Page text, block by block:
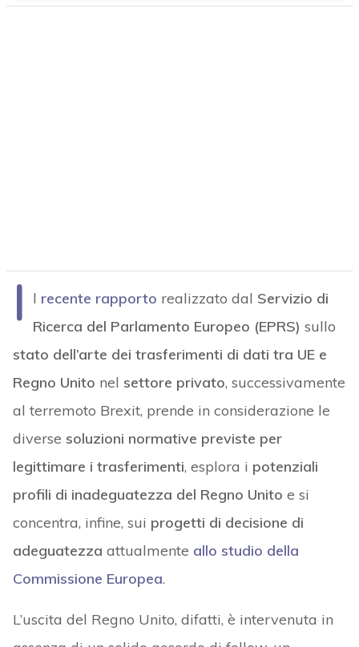
I l recente rapporto realizzato dal Servizio di
Ricerca del Parlamento Europeo (EPRS) sullo
stato dell’arte dei trasferimenti di dati tra UE e
Regno Unito nel settore privato, successivamente
al terremoto Brexit, prende in considerazione le
diverse soluzioni normative previste per
legittimare i trasferimenti, esplora i potenziali
profili di inadeguatezza del Regno Unito e si
concentra, infine, sui progetti di decisione di
adeguatezza attualmente allo studio della
Commissione Europea.
L’uscita del Regno Unito, difatti, è intervenuta in